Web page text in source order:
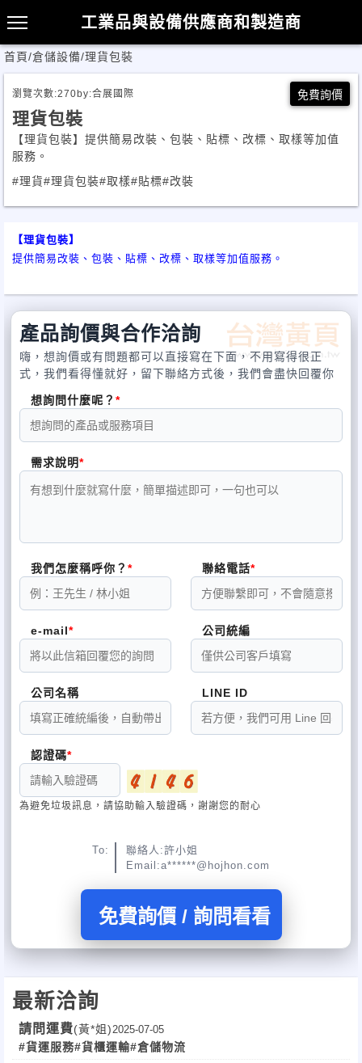
工業品與設備供應商和製造商
首頁/倉儲設備/理貨包裝
瀏覽次數:270by:合展國際 免費詢價
理貨包裝
【理貨包裝】提供簡易改裝、包裝、貼標、改標、取樣等加值
服務。
#理貨#理貨包裝#取樣#貼標#改裝
【理貨包裝】
提供簡易改裝、包裝、貼標、改標、取樣等加值服務。
產品詢價與合作洽詢
嗨，想詢價或有問題都可以直接寫在下面，不用寫得很正
式，我們看得懂就好，留下聯絡方式後，我們會盡快回覆你
想詢問什麼呢？
需求說明
我們怎麼稱呼你？ 聯絡電話
e-mail 公司統編
公司名稱 LINE ID
認證碼
為避免垃圾訊息，請協助輸入驗證碼，謝謝您的耐心
To:
聯絡人:許小姐
Email:a******@hojhon.com
免費詢價 / 詢問看看
最新洽詢
請問運費(黃*姐) 2025-07-05
#貨運服務#貨櫃運輸#倉儲物流